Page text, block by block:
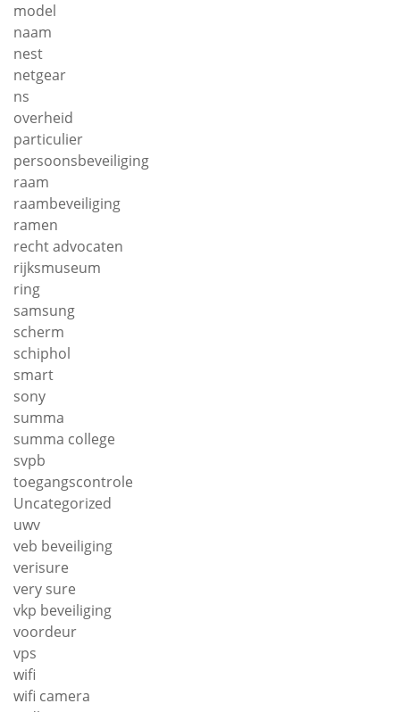
model
naam
nest
netgear
ns
overheid
particulier
persoonsbeveiliging
raam
raambeveiliging
ramen
recht advocaten
rijksmuseum
ring
samsung
scherm
schiphol
smart
sony
summa
summa college
svpb
toegangscontrole
Uncategorized
uwv
veb beveiliging
verisure
very sure
vkp beveiliging
voordeur
vps
wifi
wifi camera